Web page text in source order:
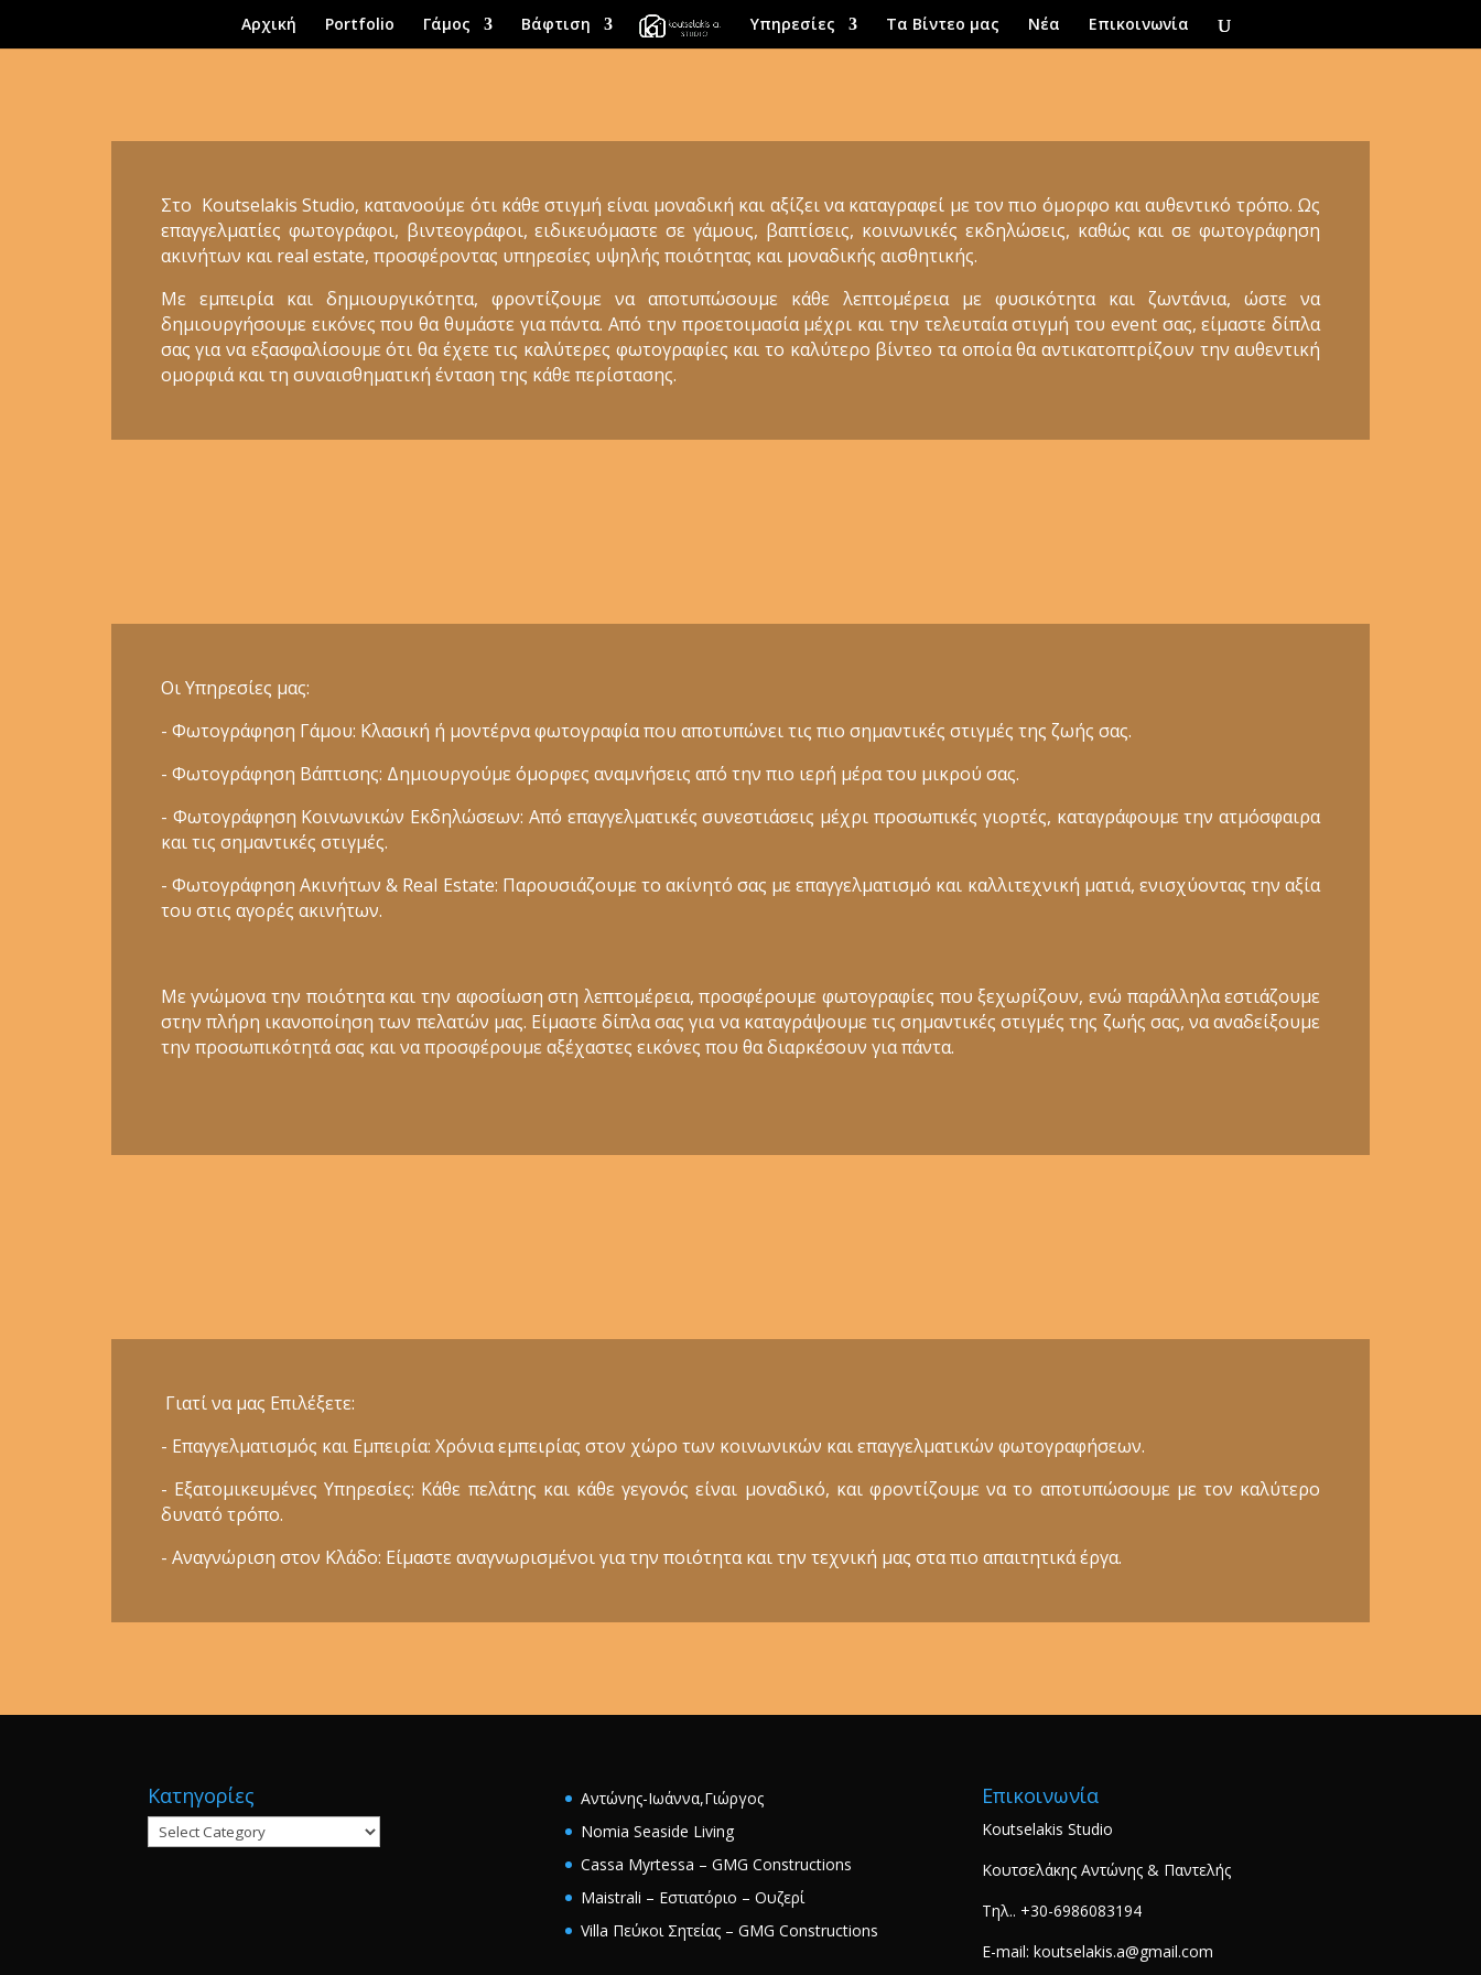
Αρχική Portfolio Γάμος Βάφτιση Υπηρεσίες Τα Βίντεο μας Νέα Επικοινωνία
Στο Koutselakis Studio, κατανοούμε ότι κάθε στιγμή είναι μοναδική και αξίζει να καταγραφεί με τον πιο όμορφο και αυθεντικό τρόπο. Ως
επαγγελματίες φωτογράφοι, βιντεογράφοι, ειδικευόμαστε σε γάμους, βαπτίσεις, κοινωνικές εκδηλώσεις, καθώς και σε φωτογράφηση
ακινήτων και real estate, προσφέροντας υπηρεσίες υψηλής ποιότητας και μοναδικής αισθητικής.
Με εμπειρία και δημιουργικότητα, φροντίζουμε να αποτυπώσουμε κάθε λεπτομέρεια με φυσικότητα και ζωντάνια, ώστε να
δημιουργήσουμε εικόνες που θα θυμάστε για πάντα. Από την προετοιμασία μέχρι και την τελευταία στιγμή του event σας, είμαστε δίπλα
σας για να εξασφαλίσουμε ότι θα έχετε τις καλύτερες φωτογραφίες και το καλύτερο βίντεο τα οποία θα αντικατοπτρίζουν την αυθεντική
ομορφιά και τη συναισθηματική ένταση της κάθε περίστασης.
Οι Υπηρεσίες μας:
- Φωτογράφηση Γάμου: Κλασική ή μοντέρνα φωτογραφία που αποτυπώνει τις πιο σημαντικές στιγμές της ζωής σας.
- Φωτογράφηση Βάπτισης: Δημιουργούμε όμορφες αναμνήσεις από την πιο ιερή μέρα του μικρού σας.
- Φωτογράφηση Κοινωνικών Εκδηλώσεων: Από επαγγελματικές συνεστιάσεις μέχρι προσωπικές γιορτές, καταγράφουμε την ατμόσφαιρα
και τις σημαντικές στιγμές.
- Φωτογράφηση Ακινήτων & Real Estate: Παρουσιάζουμε το ακίνητό σας με επαγγελματισμό και καλλιτεχνική ματιά, ενισχύοντας την αξία
του στις αγορές ακινήτων.
Με γνώμονα την ποιότητα και την αφοσίωση στη λεπτομέρεια, προσφέρουμε φωτογραφίες που ξεχωρίζουν, ενώ παράλληλα εστιάζουμε
στην πλήρη ικανοποίηση των πελατών μας. Είμαστε δίπλα σας για να καταγράψουμε τις σημαντικές στιγμές της ζωής σας, να αναδείξουμε
την προσωπικότητά σας και να προσφέρουμε αξέχαστες εικόνες που θα διαρκέσουν για πάντα.
Γιατί να μας Επιλέξετε:
- Επαγγελματισμός και Εμπειρία: Χρόνια εμπειρίας στον χώρο των κοινωνικών και επαγγελματικών φωτογραφήσεων.
- Εξατομικευμένες Υπηρεσίες: Κάθε πελάτης και κάθε γεγονός είναι μοναδικό, και φροντίζουμε να το αποτυπώσουμε με τον καλύτερο
δυνατό τρόπο.
- Αναγνώριση στον Κλάδο: Είμαστε αναγνωρισμένοι για την ποιότητα και την τεχνική μας στα πιο απαιτητικά έργα.
Κατηγορίες
Κατηγορίες
Αντώνης-Ιωάννα,Γιώργος
Nomia Seaside Living
Cassa Myrtessa – GMG Constructions
Maistrali – Εστιατόριο – Ουζερί
Villa Πεύκοι Σητείας – GMG Constructions
Επικοινωνία
Koutselakis Studio
Κουτσελάκης Αντώνης & Παντελής
Τηλ.. +30-6986083194
E-mail: koutselakis.a@gmail.com